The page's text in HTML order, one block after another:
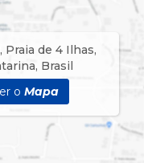
, Praia de 4 Ilhas,
, Brasil
oMapa